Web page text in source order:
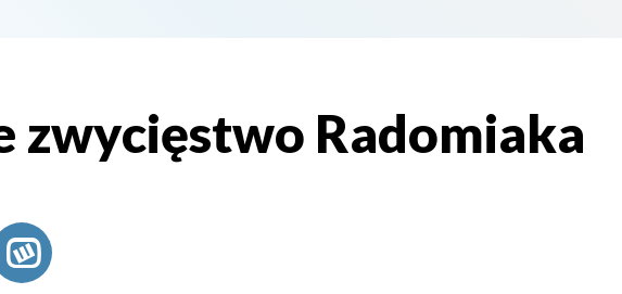
zwycięstwo Radomiaka